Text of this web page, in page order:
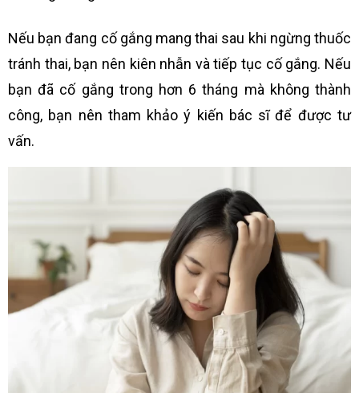
Nếu bạn đang cố gắng mang thai sau khi ngừng thuốc
tránh thai, bạn nên kiên nhẫn và tiếp tục cố gắng. Nếu
bạn đã cố gắng trong hơn 6 tháng mà không thành
công, bạn nên tham khảo ý kiến bác sĩ để được tư
vấn.